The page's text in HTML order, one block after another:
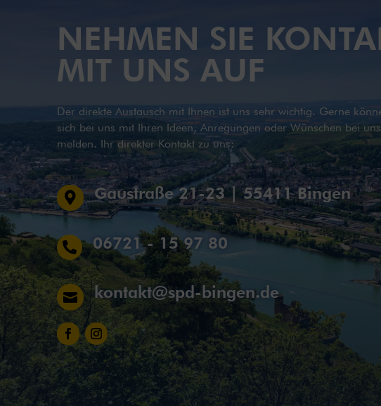
NEHMEN SIE
MIT UNS AUF
Der direkte Austausch mit Ihnen ist uns sehr wichtig. Gerne
sich bei uns mit Ihren Ideen, Anregungen oder Wünschen bei uns
melden. Ihr direkter Kontakt zu uns:
 Gaustraße 21-23 | 55411 Bingen
 06721 - 15 97 80
 kontakt@spd-bingen.de